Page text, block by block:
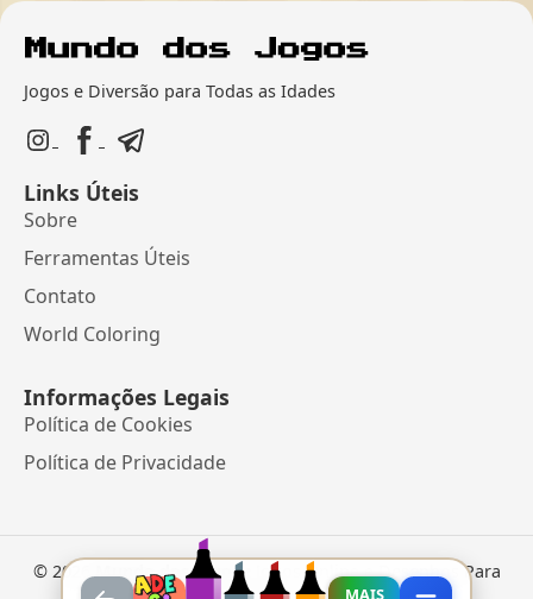
Jogos e Diversão para Todas as Idades
Links Úteis
Sobre
Ferramentas Úteis
Contato
World Coloring
Informações Legais
Política de Cookies
Política de Privacidade
© 2026 Mundo dos Jogos• Jogos Online e Desenhos Para
Colorir
MAIS